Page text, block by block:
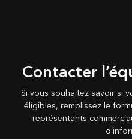
Contacter
Si vous souhaitez savoir si
éligibles, remplissez le
représentants